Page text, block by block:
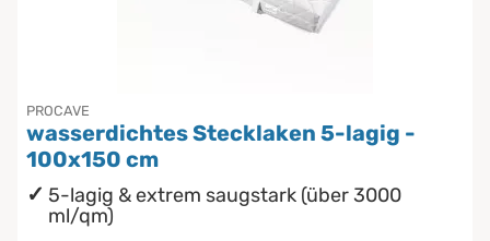
PROCAVE
wasserdichtes Stecklaken 5-lagig -
100x150 cm
5-lagig & extrem saugstark (über 3000
ml/qm)
Die besten Sommerbettdecken
Die richtige Matratze kaufen